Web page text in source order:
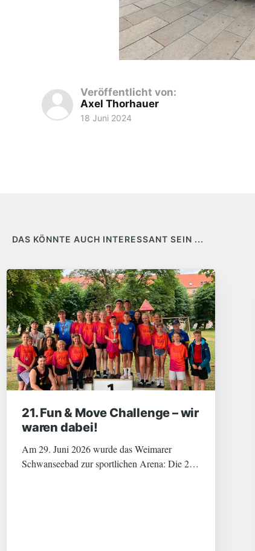
Veröffentlicht von:
Axel Thorhauer
18 Juni 2024
DAS KÖNNTE AUCH INTERESSANT SEIN ...
21. Fun & Move Challenge – wir
waren dabei!
Am 29. Juni 2026 wurde das Weimarer
Schwanseebad zur sportlichen Arena: Die 21.